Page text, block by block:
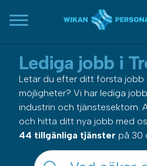
Lediga jobb i
Letar du efter ditt första jobb
möjligheter? Vi har lediga jobb
industrin och tjänstesektorn.
och hitta ditt nya jobb med
44 tillgänliga tjänster på 30